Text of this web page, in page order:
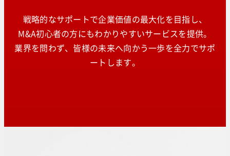
戦略的なサポートで企業価値の最大化を目指し、
M&A初心者の方にもわかりやすいサービスを提供。
業界を問わず、皆様の未来へ向かう一歩を全力でサポ
ートします。